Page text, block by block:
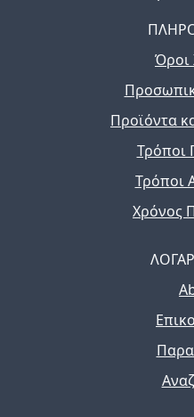
Όροι
Προϊόντα
Τρόποι
Τρόποι
Χρόνος